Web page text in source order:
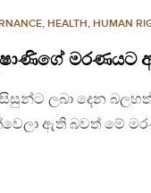
, HEALTH, HUMAN
මරණයට
ලබා දෙන
ඇති බවත් මේ